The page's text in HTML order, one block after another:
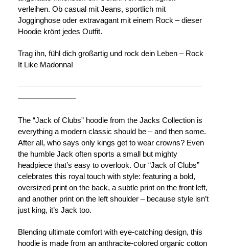
verleihen. Ob casual mit Jeans, sportlich mit
Jogginghose oder extravagant mit einem Rock – dieser
Hoodie krönt jedes Outfit.
Trag ihn, fühl dich großartig und rock dein Leben – Rock
It Like Madonna!
————————————————————————
———————–
The “Jack of Clubs” hoodie from the Jacks Collection is
everything a modern classic should be – and then some.
After all, who says only kings get to wear crowns? Even
the humble Jack often sports a small but mighty
headpiece that’s easy to overlook. Our “Jack of Clubs”
celebrates this royal touch with style: featuring a bold,
oversized print on the back, a subtle print on the front left,
and another print on the left shoulder – because style isn’t
just king, it’s Jack too.
Blending ultimate comfort with eye-catching design, this
hoodie is made from an anthracite-colored organic cotton